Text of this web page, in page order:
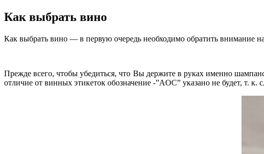
Как выбрать вино
Как выбрать вино — в первую очередь необходимо обратить внимание
Прежде всего, чтобы убедиться, что Вы держите в руках именно
отличие от винных этикеток обозначение -”AOC” указано не будет, т.